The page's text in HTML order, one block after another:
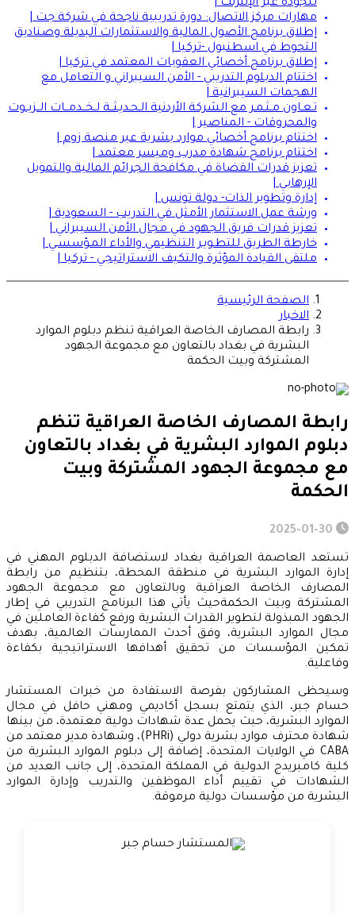
للجودة عبر الإنترنت |
مهارات مركز الاتصال: دورة تدريبية ناجحة في شركة جت |
إطلاق برنامج الأصول المالية والاستثمارات البديلة وصناديق
التحوط في اسطنبول -تركيا |
إطلاق برنامج أخصائي العقوبات المعتمد في تركيا |
اختتام الدبلوم التدريبي - الأمن السيبراني و التعامل مع
الهجمات السيبرانية |
تـعـاون مـثـمـر مع الشركة الأردنية الـحـديـثــة لـخــدمــات الــزيــوت
والمحروقات - المناصير |
اختتام برنامج أخصائي موارد بشرية عبر منصة زوم |
اختتام برنامج شهادة مدرب وميسر معتمد |
تعزيز قدرات القضاة في مكافحة الجرائم المالية والتمويل
الإرهابي |
إدارة وتطوير الذات- دولة تونس |
ورشة عمل الاستثمار الأمثل في التدريب - السعودية |
تعزيز قدرات فريق الجهود في مجال الأمن السيبراني |
خارطة الطريق للتطـويـر التنظيمي والأداء المـؤسسـي |
ملتقى القيادة المؤثرة والتكيف الاستراتيجي - تركيا |
الصفحة الرئيسية
الاخبار
رابطة المصارف الخاصة العراقية تنظم دبلوم الموارد
البشرية في بغداد بالتعاون مع مجموعة الجهود
المشتركة وبيت الحكمة
رابطة المصارف الخاصة العراقية تنظم
دبلوم الموارد البشرية في بغداد بالتعاون
مع مجموعة الجهود المشتركة وبيت
الحكمة
تستعد العاصمة العراقية بغداد لاستضافة الدبلوم المهني في
إدارة الموارد البشرية في منطقة المحطة، بتنظيم من رابطة
المصارف الخاصة العراقية وبالتعاون مع مجموعة الجهود
المشتركة وبيت الحكمةحيث يأتي هذا البرنامج التدريبي في إطار
الجهود المبذولة لتطوير القدرات البشرية ورفع كفاءة العاملين في
مجال الموارد البشرية، وفق أحدث الممارسات العالمية، بهدف
تمكين المؤسسات من تحقيق أهدافها الاستراتيجية بكفاءة
وفاعلية.
وسيحظى المشاركون بفرصة الاستفادة من خبرات المستشار
حسام جبر، الذي يتمتع بسجل أكاديمي ومهني حافل في مجال
الموارد البشرية، حيث يحمل عدة شهادات دولية معتمدة، من بينها
شهادة محترف موارد بشرية دولي (PHRi)، وشهادة مدير معتمد من
CABA في الولايات المتحدة، إضافة إلى دبلوم الموارد البشرية من
كلية كامبريدج الدولية في المملكة المتحدة، إلى جانب العديد من
الشهادات في تقييم أداء الموظفين والتدريب وإدارة الموارد
البشرية من مؤسسات دولية مرموقة.